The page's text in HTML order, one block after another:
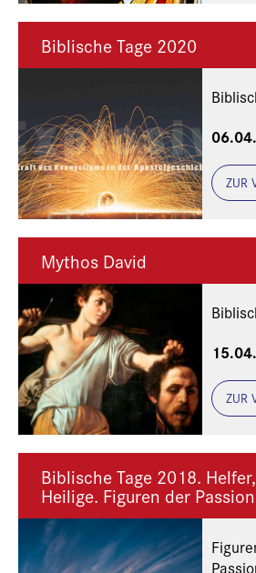
Biblische Tage 2020
ZUR
Mythos David
ZUR
Biblische Tage 2018.
Heilige. Figuren der